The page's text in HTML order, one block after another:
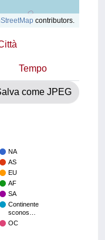
contributors.
Tempo
come JPEG
NA
AS
EU
AF
SA
Continente
sconos…
OC